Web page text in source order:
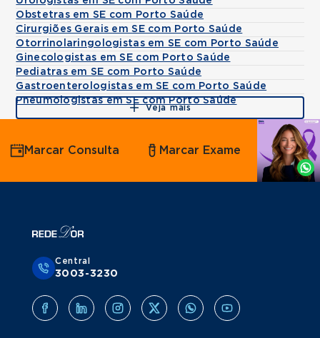
Obstetras em SE com Porto Saúde
Cirurgiões Gerais em SE com Porto Saúde
Otorrinolaringologistas em SE com Porto Saúde
Ginecologistas em SE com Porto Saúde
Pediatras em SE com Porto Saúde
Gastroenterologistas em SE com Porto Saúde
Pneumologistas em SE com Porto Saúde
Veja mais
Agende
por
Whatsapp
Marcar Consulta Marcar Exame
Central
3003-3230